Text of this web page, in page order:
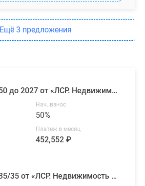
Ещё 3 предложения
Рассрочка 50/50 до 2027 от «ЛСР. Недвижимость — Северо-Запад»
Нач. взнос
50%
Платеж в месяц
452,552 ₽
Рассрочка 30/35/35 от «ЛСР. Недвижимость — Северо-Запад»